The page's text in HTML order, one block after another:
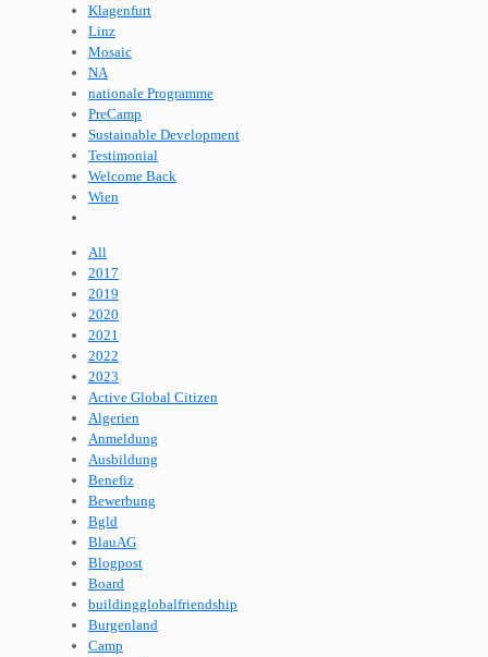
Klagenfurt
Linz
Mosaic
NA
nationale Programme
PreCamp
Sustainable Development
Testimonial
Welcome Back
Wien
All
2017
2019
2020
2021
2022
2023
Active Global Citizen
Algerien
Anmeldung
Ausbildung
Benefiz
Bewerbung
Bgld
BlauAG
Blogpost
Board
buildingglobalfriendship
Burgenland
Camp